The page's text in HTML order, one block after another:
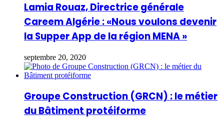
Lamia Rouaz, Directrice générale
Careem Algérie : «Nous voulons devenir
la Supper App de la région MENA »
septembre 20, 2020
Groupe Construction (GRCN) : le métier
du Bâtiment protéiforme